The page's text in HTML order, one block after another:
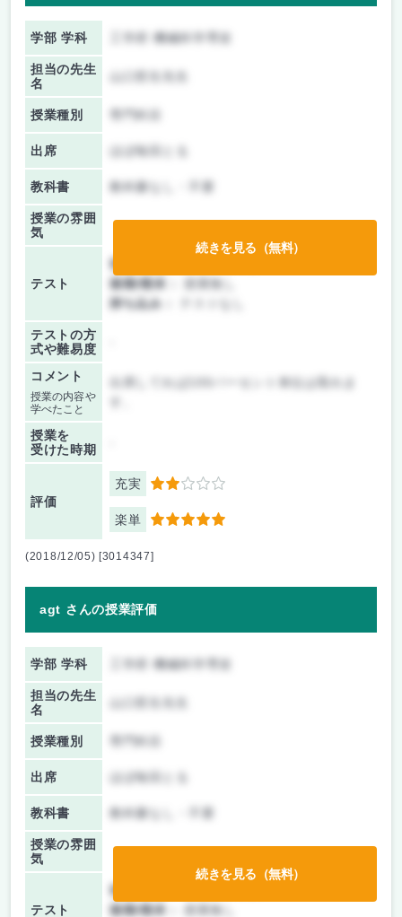
学部 学科 工学府 機械科学専攻
担当の先生
名
授業種別
出席 ほぼ毎回とる
教科書 教科書なし・不要
授業の雰囲
気
テスト
前期/中間：
後期/期末：
授業無し
持ち込み：
テストの方
式や難易度
コメント
授業の内容や
学べたこと
授業を
受けた時期
評価
充実 2
楽単 5
続きを見る（無料）
(2018/12/05) [3014347]
agt さんの授業評価
学部 学科 工学府 機械科学専攻
担当の先生
名
授業種別
出席 ほぼ毎回とる
教科書 教科書なし・不要
授業の雰囲
気
テスト
前期/中間：
後期/期末：
授業無し
続きを見る（無料）